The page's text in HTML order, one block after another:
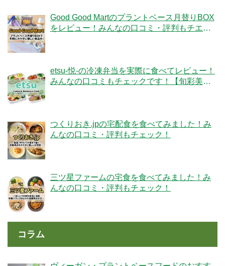
Good Good Martのプラントベース月替りBOX
をレビュー！みんなの口コミ・評判もチエッ
etsu-悦-の冷凍弁当を実際に食べてレビュー！
みんなの口コミもチェックです！【旬彩美
つくりおき.jpの宅配食を食べてみました！み
んなの口コミ・評判もチェック！
三ツ星ファームの宅食を食べてみました！み
んなの口コミ・評判もチェック！
コラム